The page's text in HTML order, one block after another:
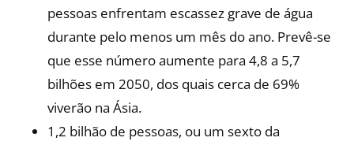
pessoas enfrentam escassez grave de água
durante pelo menos um mês do ano. Prevê-se
que esse número aumente para 4,8 a 5,7
bilhões em 2050, dos quais cerca de 69%
viverão na Ásia.
1,2 bilhão de pessoas, ou um sexto da